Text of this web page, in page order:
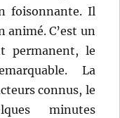
foisonnante. Il
animé. C’est un
permanent, le
La
connus, le
minutes